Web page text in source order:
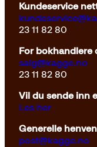
Kundeservice
23 11 82 80
For bokhandlere
salg@kagge.no
23 11 82 80
Vil du sende inn
Les her
Generelle
post@kagge.no